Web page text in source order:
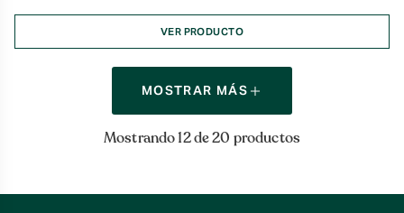
VER PRODUCTO
Mostrando 12 de 20 productos
MOSTRAR MÁS